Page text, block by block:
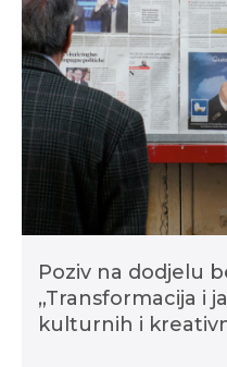
Poziv na dodjelu
„Transformacija i
kulturnih i